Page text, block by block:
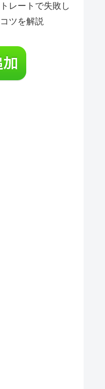
レートで失敗し
ツを解説